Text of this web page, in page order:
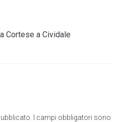
Cortese a Cividale
I campi obbligatori sono